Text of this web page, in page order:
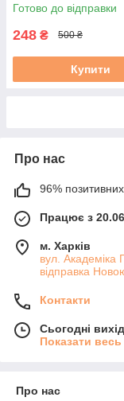
Готово до відправки
248 ₴ 500 ₴
Купити
Про нас
96% позитивних
Працює з
м. Харків
вул. Академіка
відправка
Контакти
Сьогодні
Показати
Про нас